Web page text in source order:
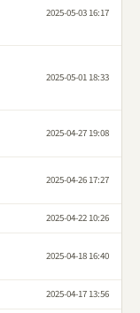
2025-05-03 16:17
2025-05-01 18:33
2025-04-27 19:08
2025-04-26 17:27
2025-04-22 10:26
2025-04-18 16:40
2025-04-17 13:56